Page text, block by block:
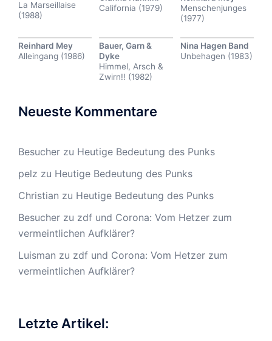
La Marseillaise
(1988)
California (1979)
Menschenjunges
(1977)
Reinhard Mey
Alleingang (1986)
Bauer, Garn &
Dyke
Himmel, Arsch &
Zwirn!! (1982)
Nina Hagen Band
Unbehagen (1983)
Neueste Kommentare
Besucher zu Heutige Bedeutung des Punks
pelz zu Heutige Bedeutung des Punks
Christian zu Heutige Bedeutung des Punks
Besucher zu zdf und Corona: Vom Hetzer zum
vermeintlichen Aufklärer?
Luisman zu zdf und Corona: Vom Hetzer zum
vermeintlichen Aufklärer?
Letzte Artikel: